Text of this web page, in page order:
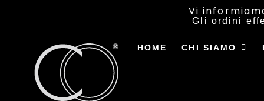
Vi
Gli ordini
HOME CHI SIAMO